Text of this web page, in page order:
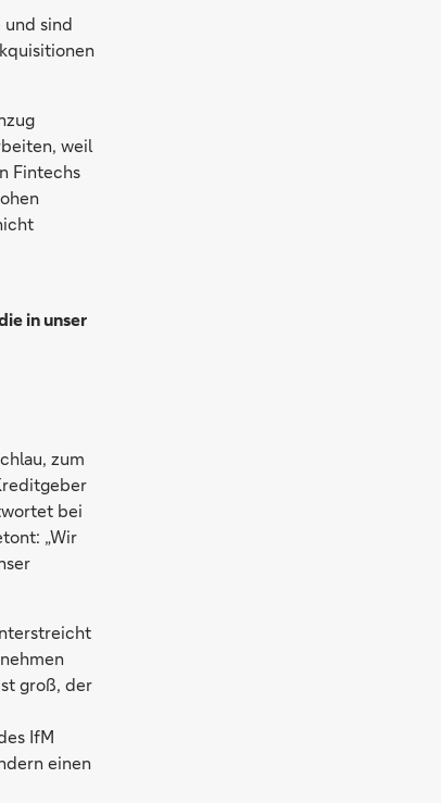
sind
weil
Fintechs
in unser
zum
bei
„Wir
groß, der
IfM
einen